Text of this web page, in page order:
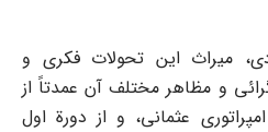
میراث این تحولات فکری و
و مظاهر مختلف آن عمدتاً از
عثمانی، و از دورة اول